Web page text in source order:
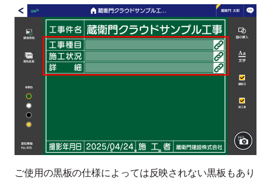
ご使用の黒板の仕様によっては反映されない黒板もあり